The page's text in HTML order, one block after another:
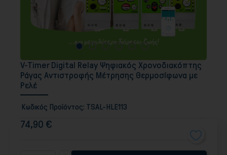
V-Timer Digital Relay Ψηφιακός Χρονοδιακόπτης
Ράγας Αντιστροφής Μέτρησης Θερμοσίφωνα με
Ρελέ
Κωδικός Προϊόντος: TSAL-HLE113
74,90 €